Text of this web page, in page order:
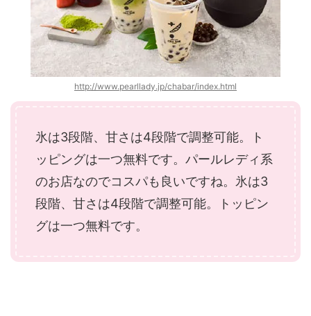
http://www.pearllady.jp/chabar/index.html
氷は3段階、甘さは4段階で調整可能。ト
ッピングは一つ無料です。パールレディ系
のお店なのでコスパも良いですね。氷は3
段階、甘さは4段階で調整可能。トッピン
グは一つ無料です。